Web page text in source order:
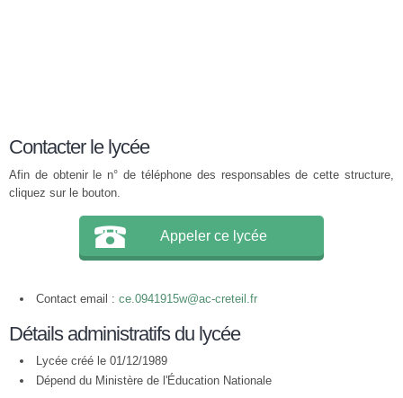
Contacter le lycée
Afin de obtenir le n° de téléphone des responsables de cette structure,
cliquez sur le bouton.
Appeler ce lycée
Contact email : ce.0941915w@ac-creteil.fr
Détails administratifs du lycée
Lycée créé le 01/12/1989
Dépend du Ministère de l'Éducation Nationale